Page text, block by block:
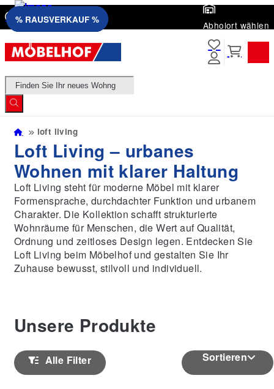
Öffnungszeiten
Abholort wählen
Products
search
loft living
Loft Living – urbanes
Wohnen mit klarer Haltung
Loft Living steht für moderne Möbel mit klarer
Formensprache, durchdachter Funktion und urbanem
Charakter. Die Kollektion schafft strukturierte
Wohnräume für Menschen, die Wert auf Qualität,
Ordnung und zeitloses Design legen. Entdecken Sie
Loft Living beim Möbelhof und gestalten Sie Ihr
Zuhause bewusst, stilvoll und individuell.
Unsere Produkte
Alle Filter Sortieren
% RAUSVERKAUF %
% RAUSVERKAUF %